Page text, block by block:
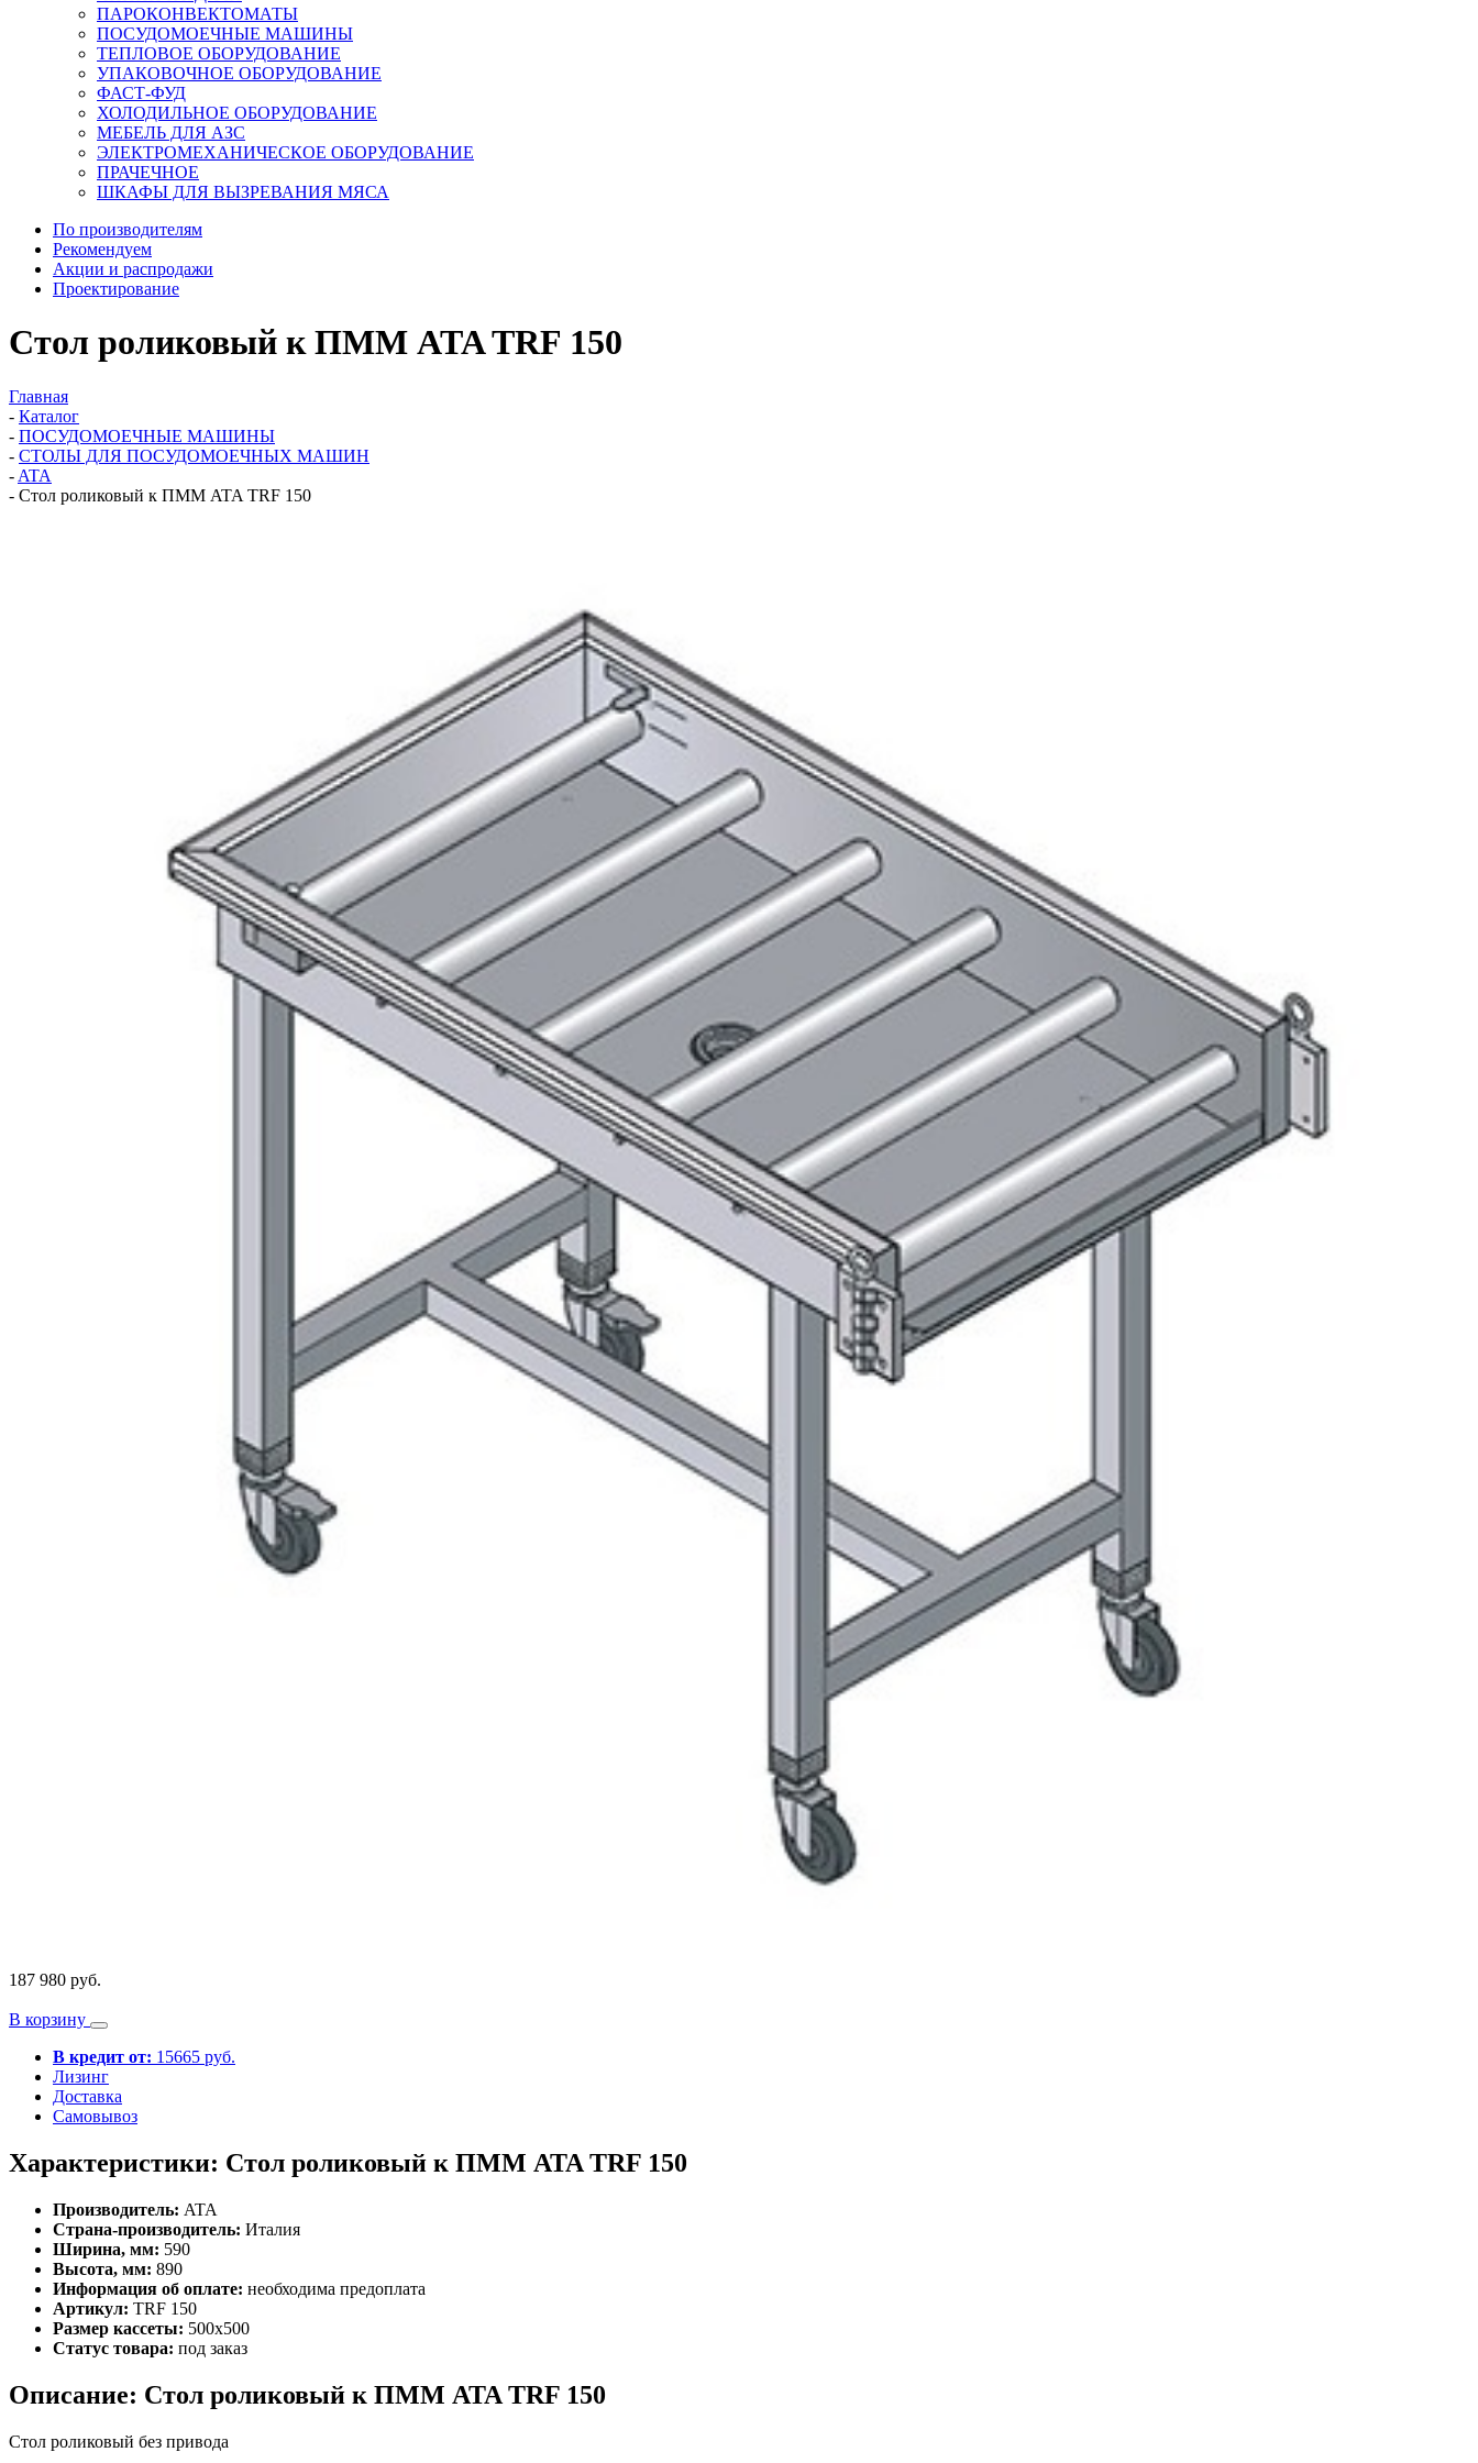
ПАРОКОНВЕКТОМАТЫ
ПОСУДОМОЕЧНЫЕ МАШИНЫ
ТЕПЛОВОЕ ОБОРУДОВАНИЕ
УПАКОВОЧНОЕ ОБОРУДОВАНИЕ
ФАСТ-ФУД
ХОЛОДИЛЬНОЕ ОБОРУДОВАНИЕ
МЕБЕЛЬ ДЛЯ АЗС
ЭЛЕКТРОМЕХАНИЧЕСКОЕ ОБОРУДОВАНИЕ
ПРАЧЕЧНОЕ
ШКАФЫ ДЛЯ ВЫЗРЕВАНИЯ МЯСА
По производителям
Рекомендуем
Акции и распродажи
Проектирование
Стол роликовый к ПММ ATA TRF 150
Главная
- Каталог
- ПОСУДОМОЕЧНЫЕ МАШИНЫ
- СТОЛЫ ДЛЯ ПОСУДОМОЕЧНЫХ МАШИН
- ATA
- Стол роликовый к ПММ ATA TRF 150
187 980 руб.
В корзину
В кредит от: 15665 руб.
Лизинг
Доставка
Самовывоз
Характеристики: Стол роликовый к ПММ ATA TRF 150
Производитель: ATA
Страна-производитель: Италия
Ширина, мм: 590
Высота, мм: 890
Информация об оплате: необходима предоплата
Артикул: TRF 150
Размер кассеты: 500х500
Статус товара: под заказ
Описание: Стол роликовый к ПММ ATA TRF 150
Стол роликовый без привода